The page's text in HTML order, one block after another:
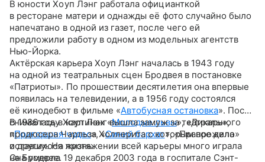
В юности Хоуп Лэнг работала официанткой
в ресторане матери и однажды её фото случайно было
напечатано в одной из газет, после чего ей
предложили работу в одном из модельных агентств
Нью-Йорка.
Актёрская карьера Хоуп Лэнг началась в 1943 году
на одной из театральных сцен Бродвея в постановке
«Патриоты». По прошествии десятилетия она впервые
появилась на телевидении, а в 1956 году состоялся
её кинодебют в фильме «Автобусная остановка». После
снималась в картинах «Молодые львы», «Дикарь»,
«Пригоршня чудес», «Синий бархат», «Правое дело»
и других. На протяжении всей карьеры много играла
на Бродвее.
В 1986 году Хоуп Лэнг вышла замуж за театрального
продюсера Чарльза Холлерита с которым прожила
оставшуюся жизнь.
Она умерла 19 декабря 2003 года в госпитале Сэнт-